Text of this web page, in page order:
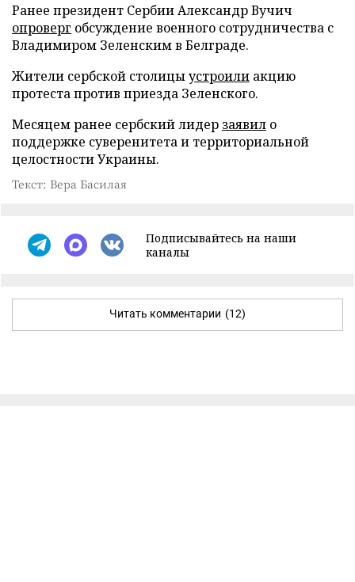
Ранее президент Сербии Александр Вучич
опроверг обсуждение военного сотрудничества с
Владимиром Зеленским в Белграде.
Жители сербской столицыустроили акцию
протеста против приезда Зеленского.
Месяцем ранее сербский лидер заявил о
поддержке суверенитета и территориальной
целостности Украины.
Текст: Вера Басилая
Подписывайтесь на наши
каналы
Читать комментарии (12)